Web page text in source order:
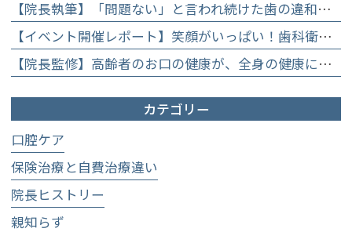
【院長執筆】「問題ない」と言われ続けた歯の違和感……60代女性が「80歳で20本の自前の歯」を守るために選んだ精密総合治療の全貌
【イベント開催レポート】笑顔がいっぱい！歯科衛生士×管理栄養士がお届けする「親子で楽しむむし歯になりにくいお菓子作り体験」】
【院長監修】高齢者のお口の健康が、全身の健康につながる理由。生涯おいしく食べるための「口内環境検査」とオーダーメイド予防】
カテゴリー
口腔ケア
保険治療と自費治療違い
院長ヒストリー
親知らず